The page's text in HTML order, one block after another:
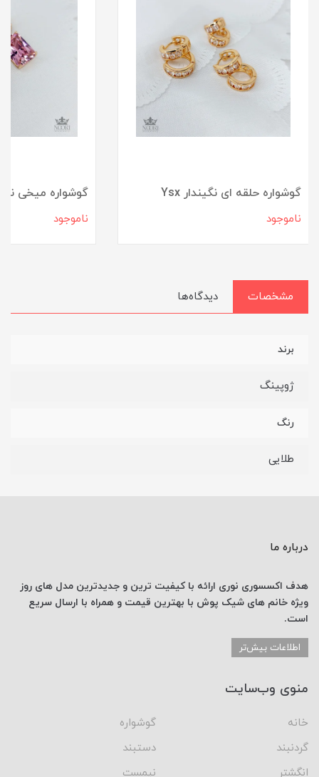
گوشواره حلقه ای نگیندار Ysx
ناموجود
گوشواره میخی
ناموجود
مشخصات دیدگاه‌ها
برند
ژوپینگ
رنگ
طلایی
درباره ما
هدف اکسسوری نوری ارائه با کیفیت ترین و جدیدترین مدل های روز
ویژه خانم های شیک پوش با بهترین قیمت و همراه با ارسال سریع
است.
اطلاعات بیش‌تر
منوی وب‌سایت
خانه
گوشواره
گردنبند
دستبند
انگشتر
نیمست